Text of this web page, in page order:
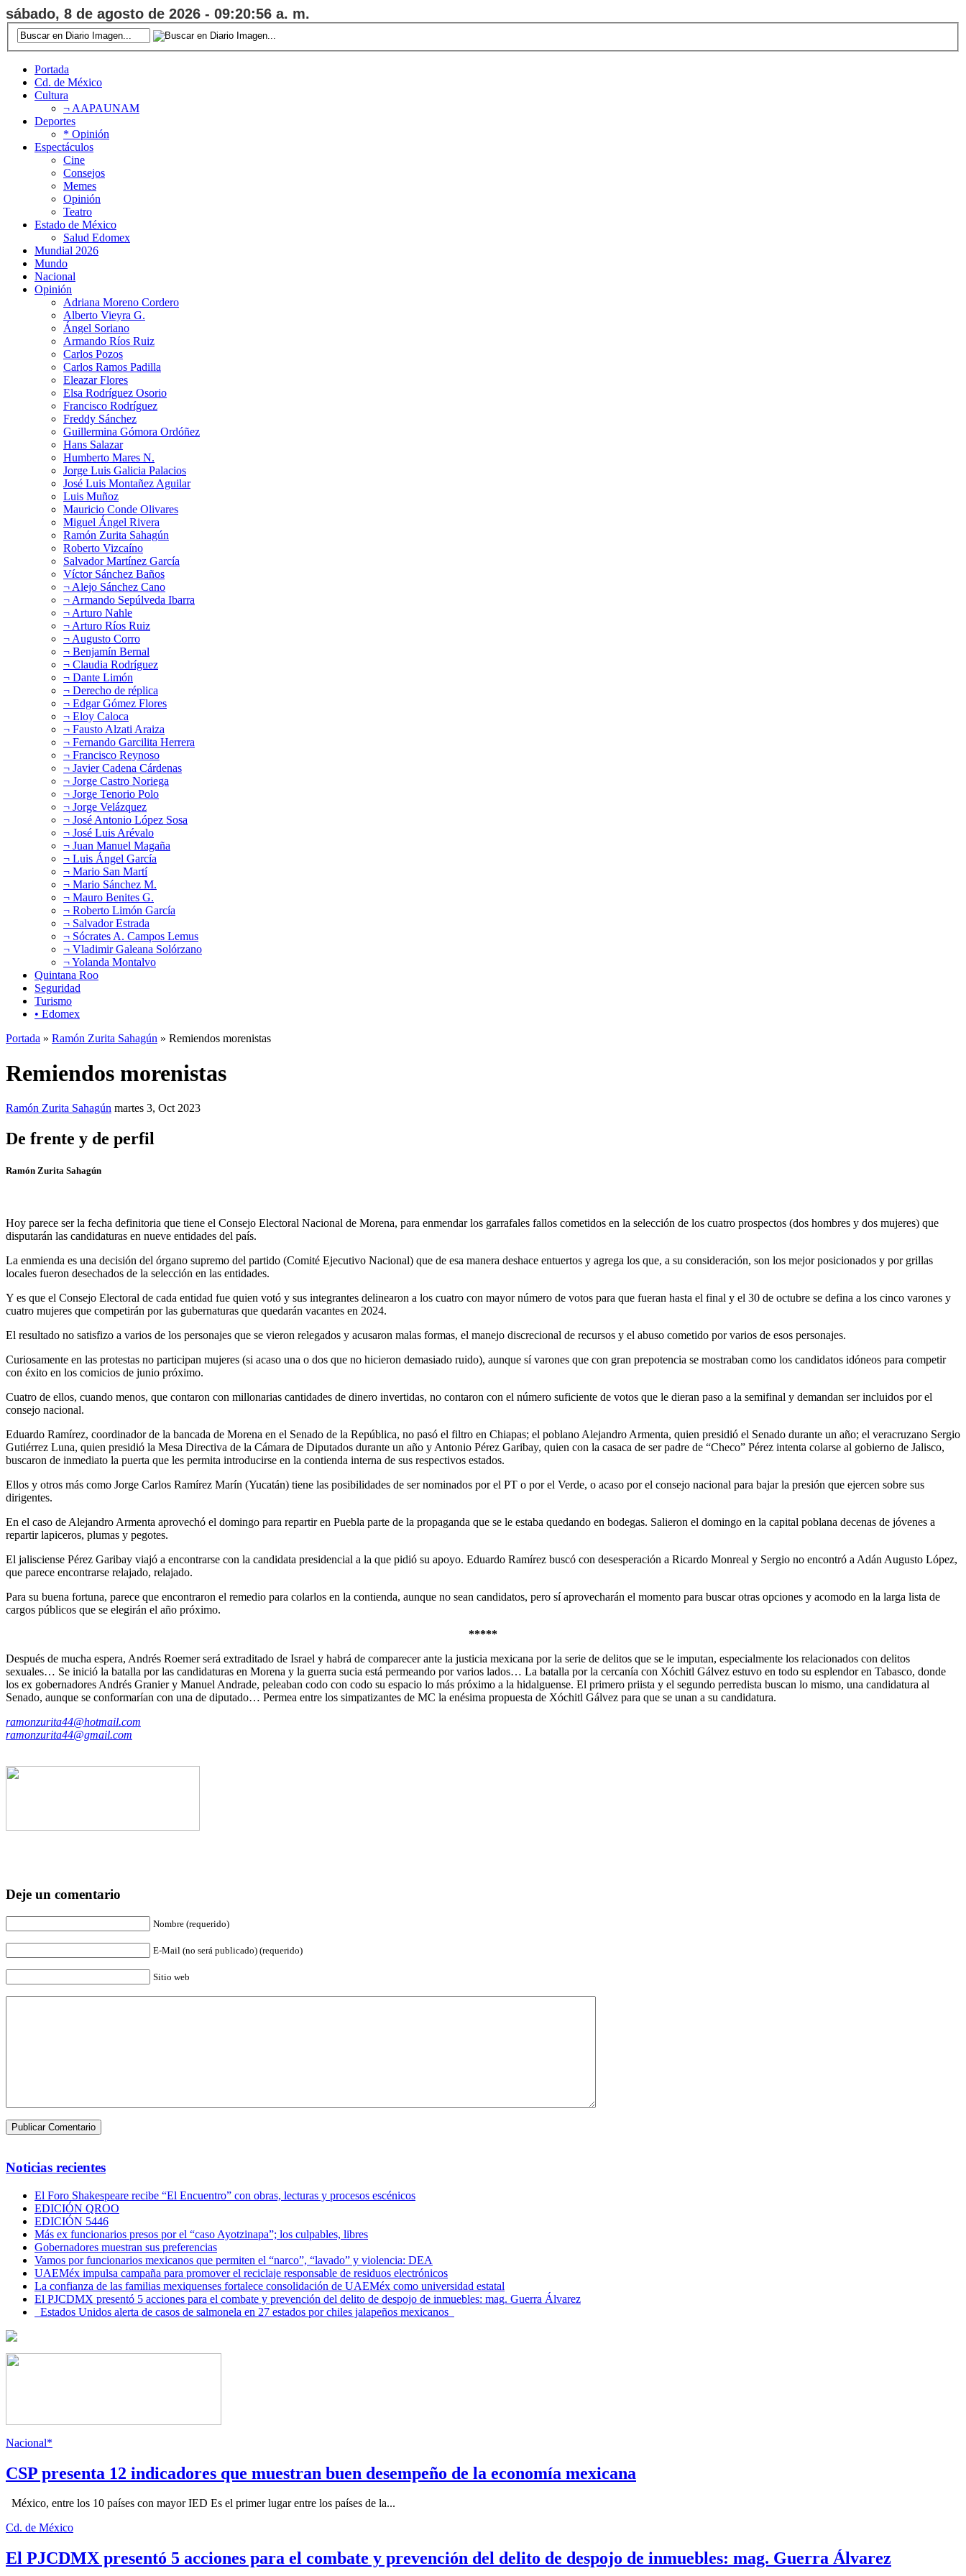
sábado, 8 de agosto de 2026 - 09:20:57 a. m.
Portada
Cd. de México
Cultura
¬ AAPAUNAM
Deportes
* Opinión
Espectáculos
Cine
Consejos
Memes
Opinión
Teatro
Estado de México
Salud Edomex
Mundial 2026
Mundo
Nacional
Opinión
Adriana Moreno Cordero
Alberto Vieyra G.
Ángel Soriano
Armando Ríos Ruiz
Carlos Pozos
Carlos Ramos Padilla
Eleazar Flores
Elsa Rodríguez Osorio
Francisco Rodríguez
Freddy Sánchez
Guillermina Gómora Ordóñez
Hans Salazar
Humberto Mares N.
Jorge Luis Galicia Palacios
José Luis Montañez Aguilar
Luis Muñoz
Mauricio Conde Olivares
Miguel Ángel Rivera
Ramón Zurita Sahagún
Roberto Vizcaíno
Salvador Martínez García
Víctor Sánchez Baños
¬ Alejo Sánchez Cano
¬ Armando Sepúlveda Ibarra
¬ Arturo Nahle
¬ Arturo Ríos Ruiz
¬ Augusto Corro
¬ Benjamín Bernal
¬ Claudia Rodríguez
¬ Dante Limón
¬ Derecho de réplica
¬ Edgar Gómez Flores
¬ Eloy Caloca
¬ Fausto Alzati Araiza
¬ Fernando Garcilita Herrera
¬ Francisco Reynoso
¬ Javier Cadena Cárdenas
¬ Jorge Castro Noriega
¬ Jorge Tenorio Polo
¬ Jorge Velázquez
¬ José Antonio López Sosa
¬ José Luis Arévalo
¬ Juan Manuel Magaña
¬ Luis Ángel García
¬ Mario San Martí
¬ Mario Sánchez M.
¬ Mauro Benites G.
¬ Roberto Limón García
¬ Salvador Estrada
¬ Sócrates A. Campos Lemus
¬ Vladimir Galeana Solórzano
¬ Yolanda Montalvo
Quintana Roo
Seguridad
Turismo
• Edomex
Portada » Ramón Zurita Sahagún » Remiendos morenistas
Remiendos morenistas
Ramón Zurita Sahagún martes 3, Oct 2023
De frente y de perfil
Ramón Zurita Sahagún
Hoy parece ser la fecha definitoria que tiene el Consejo Electoral Nacional de Morena, para enmendar los garrafales fallos cometidos en la selección de los cuatro prospectos (dos hombres y dos mujeres) que
disputarán las candidaturas en nueve entidades del país.
La enmienda es una decisión del órgano supremo del partido (Comité Ejecutivo Nacional) que de esa manera deshace entuertos y agrega los que, a su consideración, son los mejor posicionados y por grillas
locales fueron desechados de la selección en las entidades.
Y es que el Consejo Electoral de cada entidad fue quien votó y sus integrantes delinearon a los cuatro con mayor número de votos para que fueran hasta el final y el 30 de octubre se defina a los cinco varones y
cuatro mujeres que competirán por las gubernaturas que quedarán vacantes en 2024.
El resultado no satisfizo a varios de los personajes que se vieron relegados y acusaron malas formas, el manejo discrecional de recursos y el abuso cometido por varios de esos personajes.
Curiosamente en las protestas no participan mujeres (si acaso una o dos que no hicieron demasiado ruido), aunque sí varones que con gran prepotencia se mostraban como los candidatos idóneos para competir
con éxito en los comicios de junio próximo.
Cuatro de ellos, cuando menos, que contaron con millonarias cantidades de dinero invertidas, no contaron con el número suficiente de votos que le dieran paso a la semifinal y demandan ser incluidos por el
consejo nacional.
Eduardo Ramírez, coordinador de la bancada de Morena en el Senado de la República, no pasó el filtro en Chiapas; el poblano Alejandro Armenta, quien presidió el Senado durante un año; el veracruzano Sergio
Gutiérrez Luna, quien presidió la Mesa Directiva de la Cámara de Diputados durante un año y Antonio Pérez Garibay, quien con la casaca de ser padre de “Checo” Pérez intenta colarse al gobierno de Jalisco,
buscaron de inmediato la puerta que les permita introducirse en la contienda interna de sus respectivos estados.
Ellos y otros más como Jorge Carlos Ramírez Marín (Yucatán) tiene las posibilidades de ser nominados por el PT o por el Verde, o acaso por el consejo nacional para bajar la presión que ejercen sobre sus
dirigentes.
En el caso de Alejandro Armenta aprovechó el domingo para repartir en Puebla parte de la propaganda que se le estaba quedando en bodegas. Salieron el domingo en la capital poblana decenas de jóvenes a
repartir lapiceros, plumas y pegotes.
El jalisciense Pérez Garibay viajó a encontrarse con la candidata presidencial a la que pidió su apoyo. Eduardo Ramírez buscó con desesperación a Ricardo Monreal y Sergio no encontró a Adán Augusto López,
que parece encontrarse relajado, relajado.
Para su buena fortuna, parece que encontraron el remedio para colarlos en la contienda, aunque no sean candidatos, pero sí aprovecharán el momento para buscar otras opciones y acomodo en la larga lista de
cargos públicos que se elegirán el año próximo.
*****
Después de mucha espera, Andrés Roemer será extraditado de Israel y habrá de comparecer ante la justicia mexicana por la serie de delitos que se le imputan, especialmente los relacionados con delitos
sexuales… Se inició la batalla por las candidaturas en Morena y la guerra sucia está permeando por varios lados… La batalla por la cercanía con Xóchitl Gálvez estuvo en todo su esplendor en Tabasco, donde
los ex gobernadores Andrés Granier y Manuel Andrade, peleaban codo con codo su espacio lo más próximo a la hidalguense. El primero priista y el segundo perredista buscan lo mismo, una candidatura al
Senado, aunque se conformarían con una de diputado… Permea entre los simpatizantes de MC la enésima propuesta de Xóchitl Gálvez para que se unan a su candidatura.
ramonzurita44@hotmail.com
ramonzurita44@gmail.com
Deje un comentario
Nombre (requerido)
E-Mail (no será publicado) (requerido)
Sitio web
Noticias recientes
El Foro Shakespeare recibe “El Encuentro” con obras, lecturas y procesos escénicos
EDICIÓN QROO
EDICIÓN 5446
Más ex funcionarios presos por el “caso Ayotzinapa”; los culpables, libres
Gobernadores muestran sus preferencias
Vamos por funcionarios mexicanos que permiten el “narco”, “lavado” y violencia: DEA
UAEMéx impulsa campaña para promover el reciclaje responsable de residuos electrónicos
La confianza de las familias mexiquenses fortalece consolidación de UAEMéx como universidad estatal
El PJCDMX presentó 5 acciones para el combate y prevención del delito de despojo de inmuebles: mag. Guerra Álvarez
Estados Unidos alerta de casos de salmonela en 27 estados por chiles jalapeños mexicanos
Nacional*
CSP presenta 12 indicadores que muestran buen desempeño de la economía mexicana
México, entre los 10 países con mayor IED Es el primer lugar entre los países de la...
Cd. de México
El PJCDMX presentó 5 acciones para el combate y prevención del delito de despojo de inmuebles: mag. Guerra Álvarez